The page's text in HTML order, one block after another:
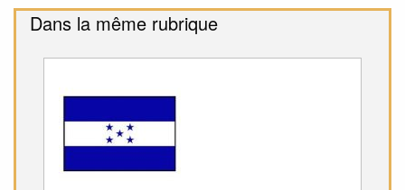
Dans la même rubrique